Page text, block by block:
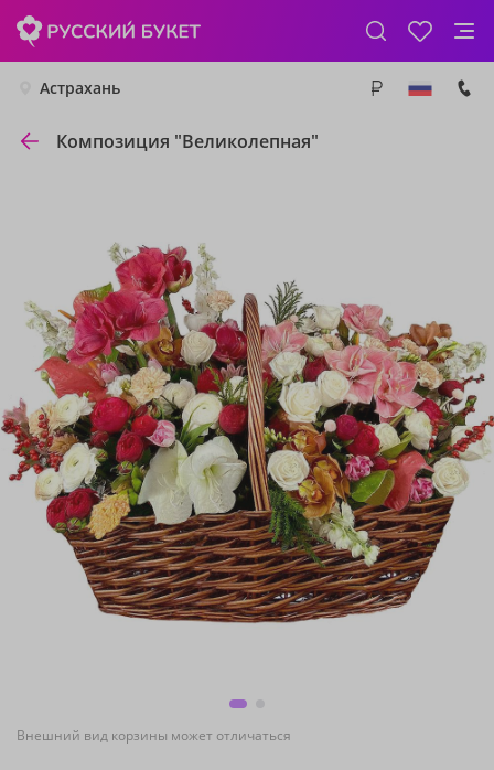
Астрахань
Композиция "Великолепная"
Внешний вид корзины может отличаться